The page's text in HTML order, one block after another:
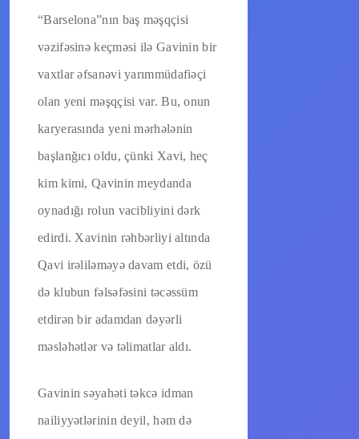
“Barselona”nın baş məşqçisi
vəzifəsinə keçməsi ilə Gavinin bir
vaxtlar əfsanəvi yarımmüdafiəçi
olan yeni məşqçisi var. Bu, onun
karyerasında yeni mərhələnin
başlanğıcı oldu, çünki Xavi, heç
kim kimi, Qavinin meydanda
oynadığı rolun vacibliyini dərk
edirdi. Xavinin rəhbərliyi altında
Qavi irəliləməyə davam etdi, özü
də klubun fəlsəfəsini təcəssüm
etdirən bir adamdan dəyərli
məsləhətlər və təlimatlar aldı.
Gavinin səyahəti təkcə idman
nailiyyətlərinin deyil, həm də